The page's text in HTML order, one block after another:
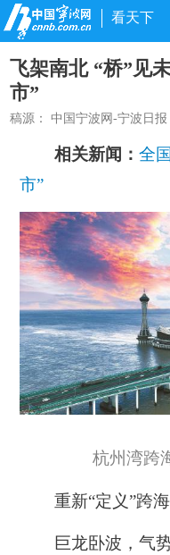
看天下
飞架南北 “桥”见
市”
稿源：中国宁波网-宁波日报
相关新闻： 全
市”
杭州湾跨
重新“定义”跨海
巨龙卧波，气